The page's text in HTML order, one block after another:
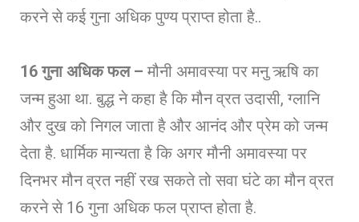
करने से कई गुना अधिक पुण्य प्राप्त होता है..
16 गुना अधिक फल – मौनी अमावस्या पर मनु ऋषि का
जन्म हुआ था. बुद्ध ने कहा है कि मौन व्रत उदासी, ग्लानि
और दुख को निगल जाता है और आनंद और प्रेम को जन्म
देता है. धार्मिक मान्यता है कि अगर मौनी अमावस्या पर
दिनभर मौन व्रत नहीं रख सकते तो सवा घंटे का मौन व्रत
करने से 16 गुना अधिक फल प्राप्त होता है.